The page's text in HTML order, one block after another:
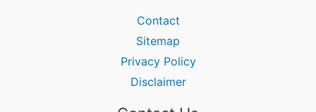
Contact
Sitemap
Privacy Policy
Disclaimer